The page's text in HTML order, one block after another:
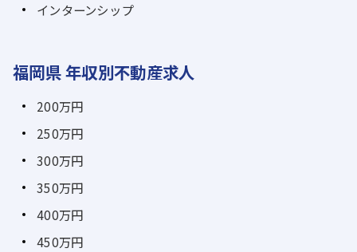
インターンシップ
福岡県 年収別不動産求人
200万円
250万円
300万円
350万円
400万円
450万円